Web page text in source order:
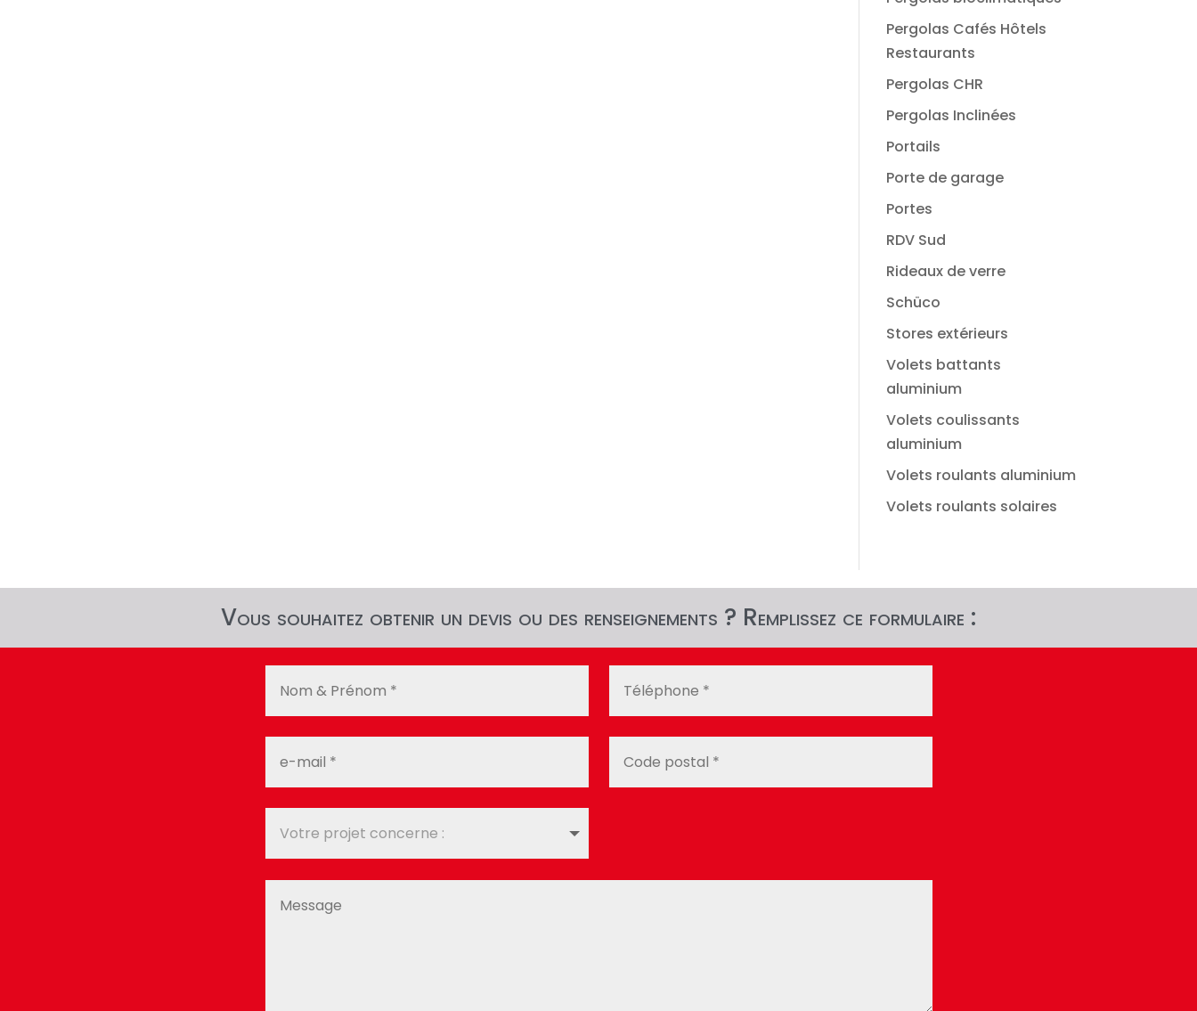
Pergolas Cafés Hôtels
Restaurants
Pergolas CHR
Pergolas Inclinées
Portails
Porte de garage
Portes
RDV Sud
Rideaux de verre
Schüco
Stores extérieurs
Volets battants
aluminium
Volets coulissants
aluminium
Volets roulants aluminium
Volets roulants solaires
Vous souhaitez obtenir un devis ou des renseignements ? Remplissez ce formulaire :